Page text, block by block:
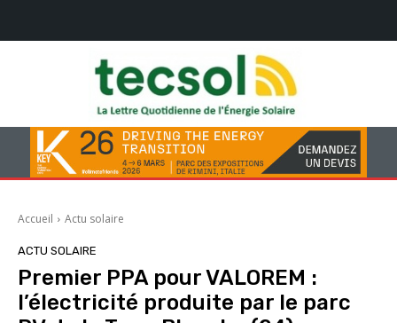
Accueil Actu solaire
ACTU SOLAIRE
Premier PPA pour VALOREM :
l’électricité produite par le parc